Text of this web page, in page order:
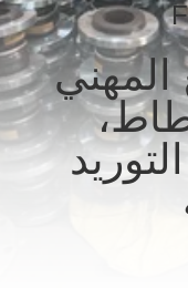
المهني